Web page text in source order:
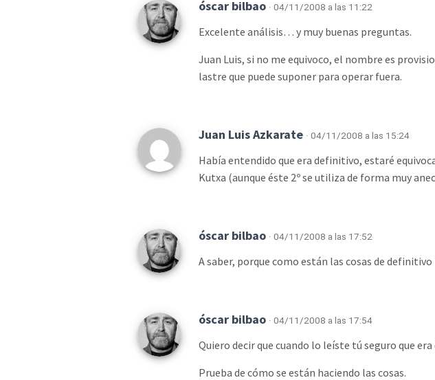
óscar bilbao · 04/11/2008 a las 11:22
Excelente análisis… y muy buenas preguntas.
Juan Luis, si no me equivoco, el nombre es
lastre que puede suponer para operar fuera.
Juan Luis Azkarate · 04/11/2008 a las 15:24
Había entendido que era definitivo, estaré
Kutxa (aunque éste 2º se utiliza de forma muy
óscar bilbao · 04/11/2008 a las 17:52
A saber, porque como están las cosas de definitivo
óscar bilbao · 04/11/2008 a las 17:54
Quiero decir que cuando lo leíste tú seguro que
Prueba de cómo se están haciendo las cosas.